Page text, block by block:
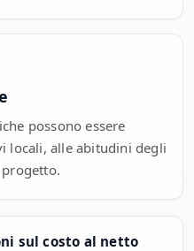
possono essere
locali, alle abitudini degli
sul costo al netto